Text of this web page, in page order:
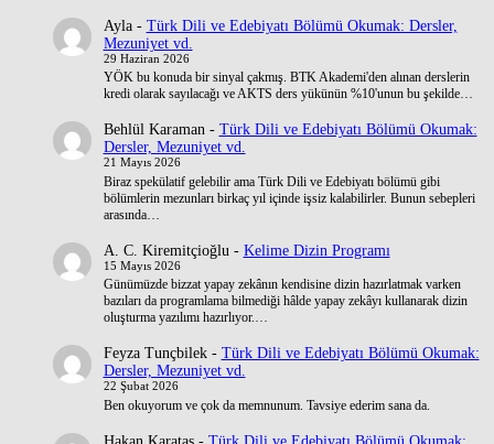
Ayla- Türk Dili ve Edebiyatı Bölümü Okumak: Dersler,
Mezuniyet vd.
29 Haziran 2026
YÖK bu konuda bir sinyal çakmış. BTK Akademi'den alınan derslerin
kredi olarak sayılacağı ve AKTS ders yükünün %10'unun bu şekilde…
Behlül Karaman- Türk Dili ve Edebiyatı Bölümü Okumak:
Dersler, Mezuniyet vd.
21 Mayıs 2026
Biraz spekülatif gelebilir ama Türk Dili ve Edebiyatı bölümü gibi
bölümlerin mezunları birkaç yıl içinde işsiz kalabilirler. Bunun sebepleri
arasında…
A. C. Kiremitçioğlu - Kelime Dizin Programı
15 Mayıs 2026
Günümüzde bizzat yapay zekânın kendisine dizin hazırlatmak varken
bazıları da programlama bilmediği hâlde yapay zekâyı kullanarak dizin
oluşturma yazılımı hazırlıyor.…
Feyza Tunçbilek- Türk Dili ve Edebiyatı Bölümü Okumak:
Dersler, Mezuniyet vd.
22 Şubat 2026
Ben okuyorum ve çok da memnunum. Tavsiye ederim sana da.